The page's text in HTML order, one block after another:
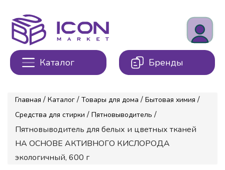
Каталог Бренды
Главная / Каталог / Товары для дома / Бытовая химия /
Средства для стирки / Пятновыводитель /
Пятновыводитель для белых и цветных тканей
НА ОСНОВЕ АКТИВНОГО КИСЛОРОДА
экологичный, 600 г